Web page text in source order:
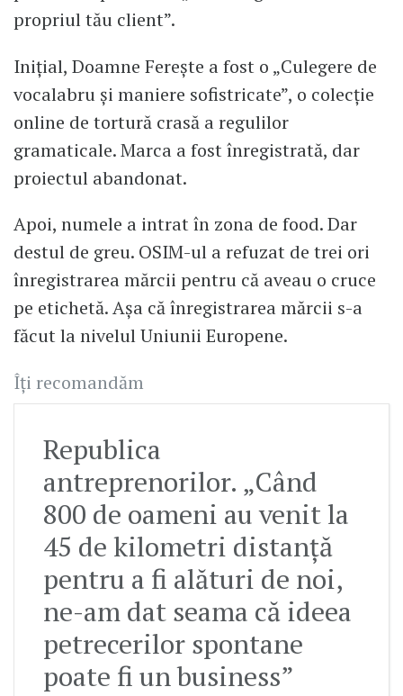
propriul tău client”.
Inițial, Doamne Ferește a fost o „Culegere de
vocalabru și maniere sofistricate”, o colecție
online de tortură crasă a regulilor
gramaticale. Marca a fost înregistrată, dar
proiectul abandonat.
Apoi, numele a intrat în zona de food. Dar
destul de greu. OSIM-ul a refuzat de trei ori
înregistrarea mărcii pentru că aveau o cruce
pe etichetă. Așa că înregistrarea mărcii s-a
făcut la nivelul Uniunii Europene.
Îți recomandăm
Republica
antreprenorilor. „Când
800 de oameni au venit la
45 de kilometri distanță
pentru a fi alături de noi,
ne-am dat seama că ideea
petrecerilor spontane
poate fi un business”